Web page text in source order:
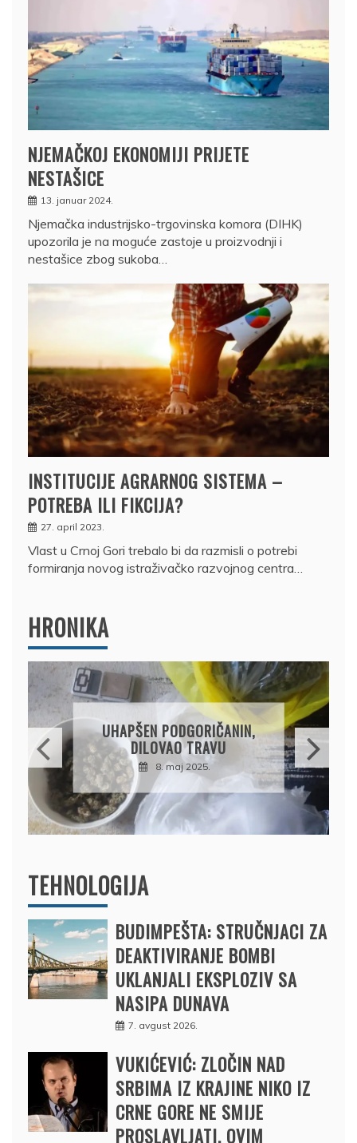
NJEMAČKOJ EKONOMIJI PRIJETE
NESTAŠICE
13. januar 2024.
Njemačka industrijsko-trgovinska komora (DIHK)
upozorila je na moguće zastoje u proizvodnji i
nestašice zbog sukoba…
INSTITUCIJE AGRARNOG SISTEMA –
POTREBA ILI FIKCIJA?
27. april 2023.
Vlast u Crnoj Gori trebalo bi da razmisli o potrebi
formiranja novog istraživačko razvojnog centra…
HRONIKA
DRŽAVLJANIN RUSIJE
OSUMNJIČEN DA JE
PRODAO TUĐI BMW,
DRŽAVU NAPUSTIO
BRODOM
12. februar 2025.
TEHNOLOGIJA
BUDIMPEŠTA: STRUČNJACI ZA
DEAKTIVIRANJE BOMBI
UKLANJALI EKSPLOZIV SA
NASIPA DUNAVA
7. avgust 2026.
VUKIĆEVIĆ: ZLOČIN NAD
SRBIMA IZ KRAJINE NIKO IZ
CRNE GORE NE SMIJE
PROSLAVLJATI, OVIM